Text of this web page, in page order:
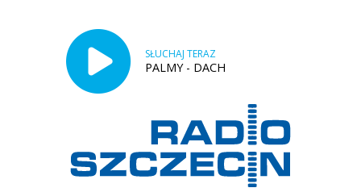
SŁUCHAJ TERAZ
PALMY - DACH